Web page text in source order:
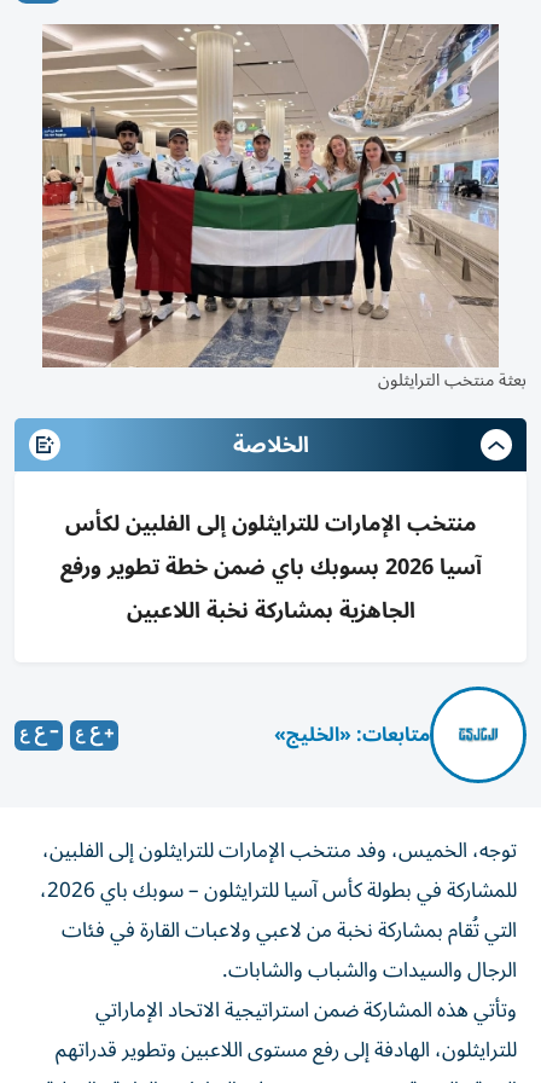
بعثة منتخب الترايثلون
الخلاصة
منتخب الإمارات للترايثلون إلى الفلبين لكأس
آسيا 2026 بسوبك باي ضمن خطة تطوير ورفع
الجاهزية بمشاركة نخبة اللاعبين
متابعات: «الخليج»
توجه، الخميس، وفد منتخب الإمارات للترايثلون إلى الفلبين،
للمشاركة في بطولة كأس آسيا للترايثلون – سوبك باي 2026،
التي تُقام بمشاركة نخبة من لاعبي ولاعبات القارة في فئات
الرجال والسيدات والشباب والشابات.
وتأتي هذه المشاركة ضمن استراتيجية الاتحاد الإماراتي
للترايثلون، الهادفة إلى رفع مستوى اللاعبين وتطوير قدراتهم